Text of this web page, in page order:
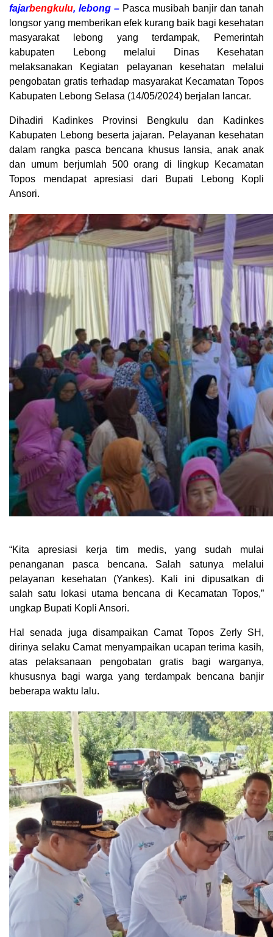
fajarbengkulu, lebong – Pasca musibah banjir dan tanah
longsor yang memberikan efek kurang baik bagi kesehatan
masyarakat lebong yang terdampak, Pemerintah
kabupaten Lebong melalui Dinas Kesehatan
melaksanakan Kegiatan pelayanan kesehatan melalui
pengobatan gratis terhadap masyarakat Kecamatan Topos
Kabupaten Lebong Selasa (14/05/2024) berjalan lancar.
Dihadiri Kadinkes Provinsi Bengkulu dan Kadinkes
Kabupaten Lebong beserta jajaran. Pelayanan kesehatan
dalam rangka pasca bencana khusus lansia, anak anak
dan umum berjumlah 500 orang di lingkup Kecamatan
Topos mendapat apresiasi dari Bupati Lebong Kopli
Ansori.
“Kita apresiasi kerja tim medis, yang sudah mulai
penanganan pasca bencana. Salah satunya melalui
pelayanan kesehatan (Yankes). Kali ini dipusatkan di
salah satu lokasi utama bencana di Kecamatan Topos,”
ungkap Bupati Kopli Ansori.
Hal senada juga disampaikan Camat Topos Zerly SH,
dirinya selaku Camat menyampaikan ucapan terima kasih,
atas pelaksanaan pengobatan gratis bagi warganya,
khususnya bagi warga yang terdampak bencana banjir
beberapa waktu lalu.